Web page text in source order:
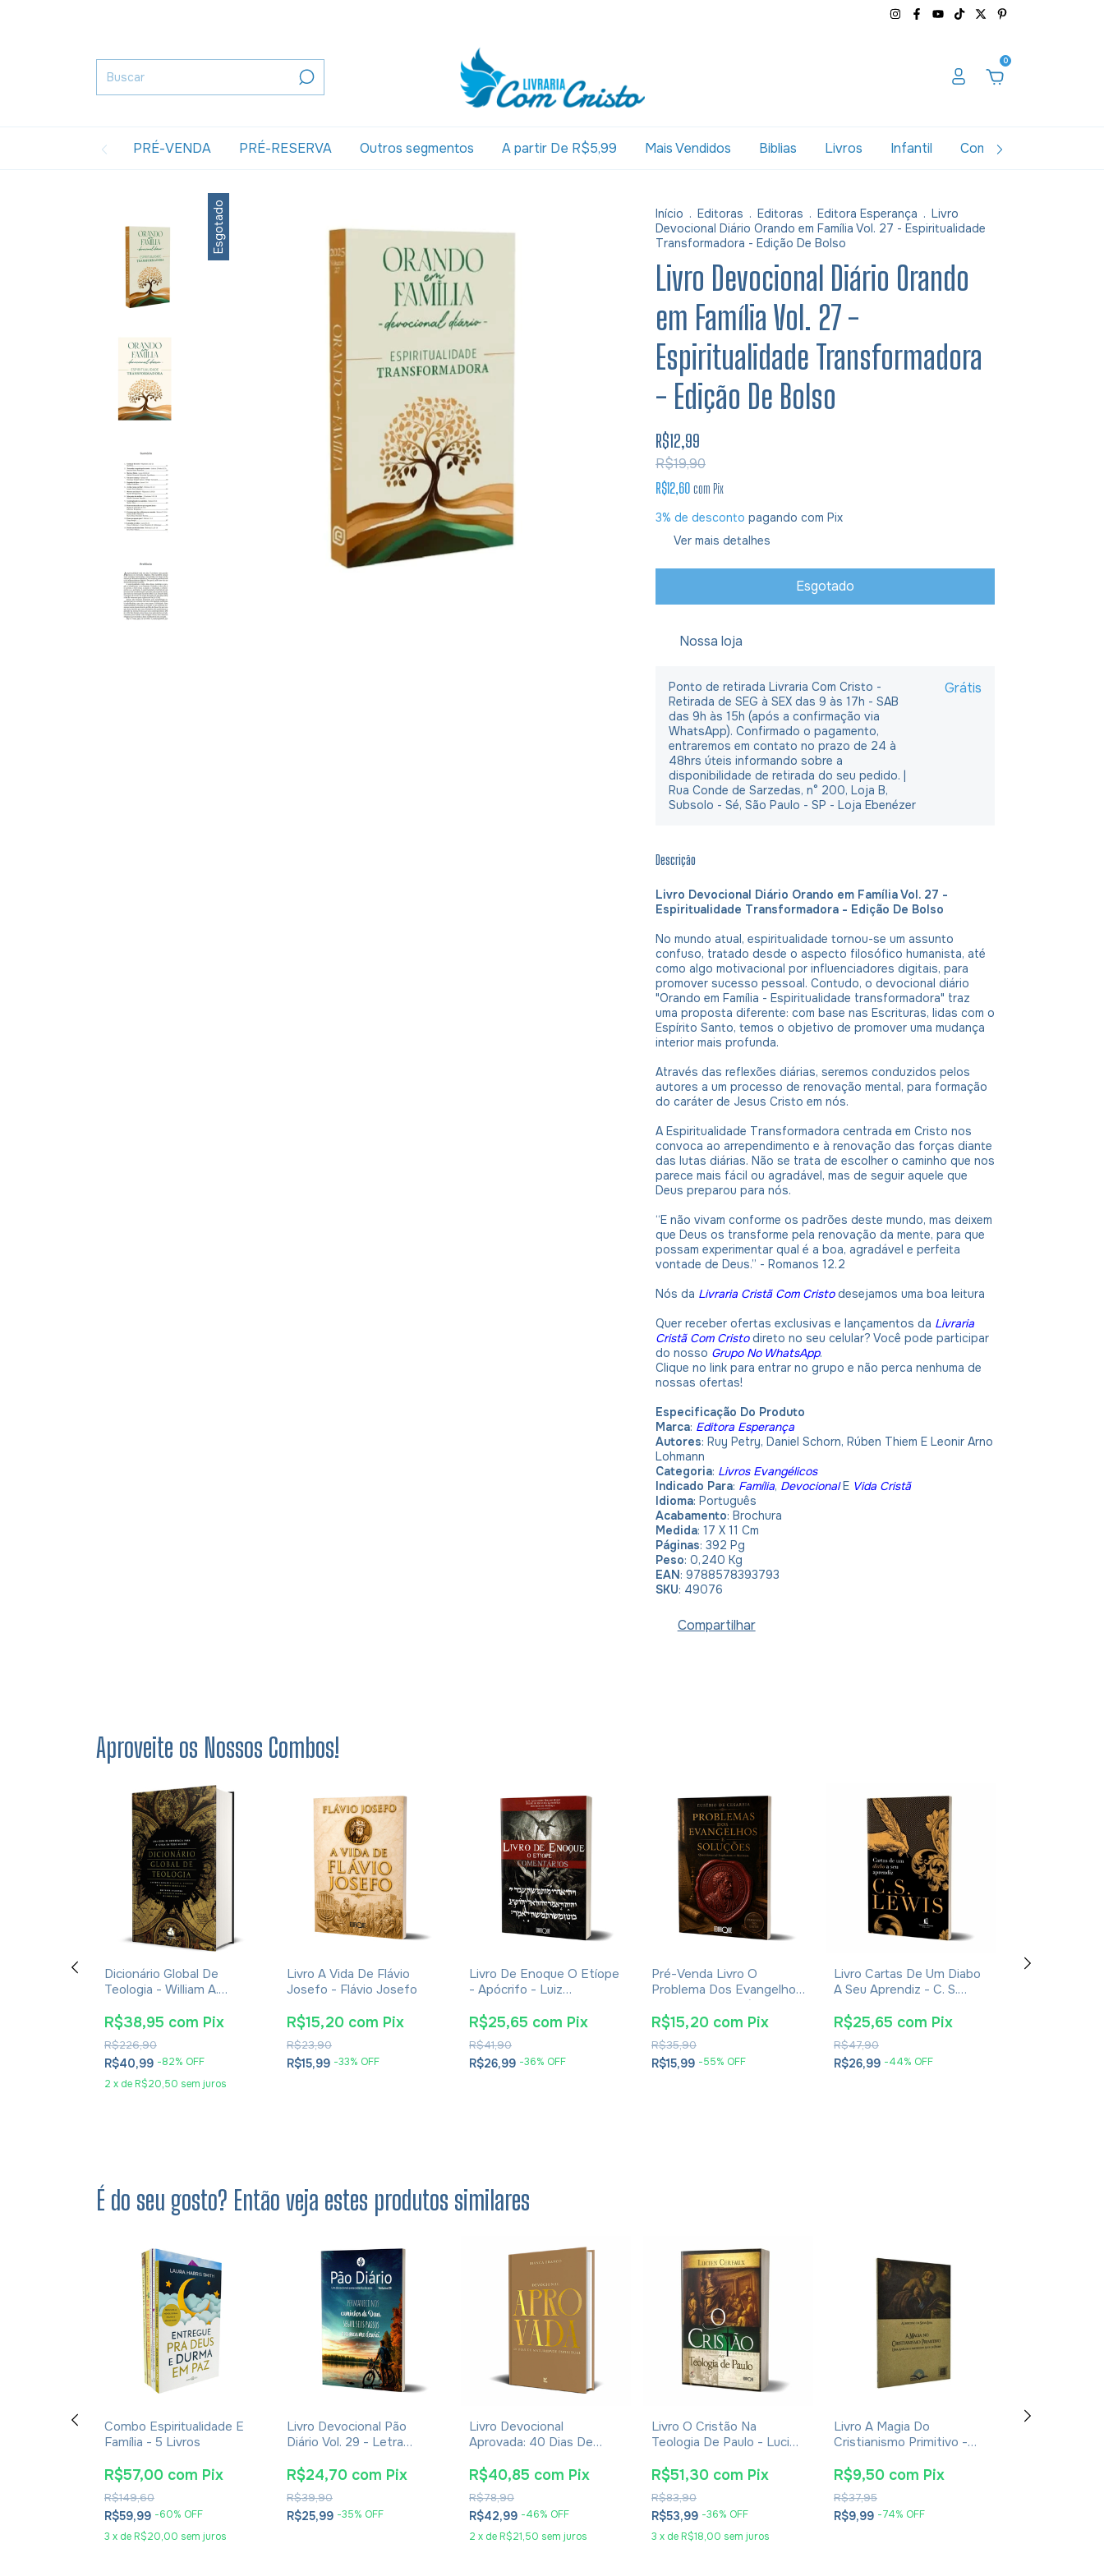
0
PRÉ-VENDA PRÉ-RESERVA Outros segmentos A partir De R$5,99 Mais Vendidos Biblias Livros Infantil Combos
Esgotado Início . Editoras . Editoras . Editora Esperança . Livro
Devocional Diário Orando em Família Vol. 27 - Espiritualidade
Transformadora - Edição De Bolso
Livro Devocional Diário Orando
em Família Vol. 27 -
Espiritualidade Transformadora
- Edição De Bolso
R$12,99
R$19,90
R$12,60 com Pix
3% de desconto pagando com Pix
Ver mais detalhes
Nossa loja
Ponto de retirada Livraria Com Cristo -
Retirada de SEG à SEX das 9 às 17h - SAB
das 9h às 15h (após a confirmação via
WhatsApp). Confirmado o pagamento,
entraremos em contato no prazo de 24 à
48hrs úteis informando sobre a
disponibilidade de retirada do seu pedido. |
Rua Conde de Sarzedas, n° 200, Loja B,
Subsolo - Sé, São Paulo - SP - Loja Ebenézer
Grátis
Descrição
Livro Devocional Diário Orando em Família Vol. 27 -
Espiritualidade Transformadora - Edição De Bolso
No mundo atual, espiritualidade tornou-se um assunto
confuso, tratado desde o aspecto filosófico humanista, até
como algo motivacional por influenciadores digitais, para
promover sucesso pessoal. Contudo, o devocional diário
"Orando em Família - Espiritualidade transformadora" traz
uma proposta diferente: com base nas Escrituras, lidas com o
Espírito Santo, temos o objetivo de promover uma mudança
interior mais profunda.
Através das reflexões diárias, seremos conduzidos pelos
autores a um processo de renovação mental, para formação
do caráter de Jesus Cristo em nós.
A Espiritualidade Transformadora centrada em Cristo nos
convoca ao arrependimento e à renovação das forças diante
das lutas diárias. Não se trata de escolher o caminho que nos
parece mais fácil ou agradável, mas de seguir aquele que
Deus preparou para nós.
“E não vivam conforme os padrões deste mundo, mas deixem
que Deus os transforme pela renovação da mente, para que
possam experimentar qual é a boa, agradável e perfeita
vontade de Deus.” - Romanos 12.2
Nós da Livraria Cristã Com Cristodesejamos uma boa leitura
Quer receber ofertas exclusivas e lançamentos da Livraria
Cristã Com Cristodireto no seu celular? Você pode participar
do nosso Grupo No WhatsApp.
Clique no link para entrar no grupo e não perca nenhuma de
nossas ofertas!
Especificação Do Produto
Marca: Editora Esperança
Autores: Ruy Petry, Daniel Schorn, Rúben Thiem E Leonir Arno
Lohmann
Categoria: Livros Evangélicos
Indicado Para: Família, DevocionalE Vida Cristã
Idioma: Português
Acabamento: Brochura
Medida: 17 X 11 Cm
Páginas: 392 Pg
Peso: 0,240 Kg
EAN: 9788578393793
SKU: 49076
Compartilhar
Aproveite os Nossos Combos!
Dicionário Global De
Teologia - William A.
R$40,99 -82% OFF
2 x de R$20,50 sem juros
R$226,90
R$38,95 com Pix
Livro A Vida De Flávio
Josefo - Flávio Josefo
R$15,99 -33% OFF
R$23,90
R$15,20 com Pix
Livro De Enoque O Etíope
- Apócrifo - Luiz
R$26,99 -36% OFF
R$41,90
R$25,65 com Pix
Pré-Venda Livro O
Problema Dos Evangelhos
E Soluções- Eusébio De
Cesareia
R$15,99 -55% OFF
R$35,90
R$15,20 com Pix
Livro Cartas De Um Diabo
A Seu Aprendiz - C. S.
R$26,99 -44% OFF
R$47,90
R$25,65 com Pix
Livro
É do seu gosto? Então veja estes produtos similares
Combo Espiritualidade E
Família - 5 Livros
R$59,99 -60% OFF
3 x de R$20,00 sem juros
R$149,60
R$57,00 com Pix
Livro Devocional Pão
Diário Vol. 29 - Letra
Permanecer
R$25,99 -35% OFF
R$39,90
R$24,70 com Pix
Livro Devocional
Aprovada: 40 Dias De
Bianca Franco
R$42,99 -46% OFF
2 x de R$21,50 sem juros
R$78,90
R$40,85 com Pix
Livro O Cristão Na
Teologia De Paulo - Lucien
R$53,99 -36% OFF
3 x de R$18,00 sem juros
R$83,90
R$51,30 com Pix
Livro A Magia Do
Cristianismo Primitivo -
R$9,99 -74% OFF
R$37,95
R$9,50 com Pix
Livro Orações